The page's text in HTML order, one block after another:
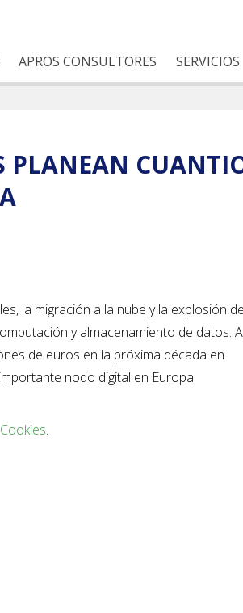
APROS CONSULTORES SERVICIOS
PLANEAN
la migración a la nube y la explosión
y almacenamiento de datos.
de euros en la próxima década en
nodo digital en Europa.
.